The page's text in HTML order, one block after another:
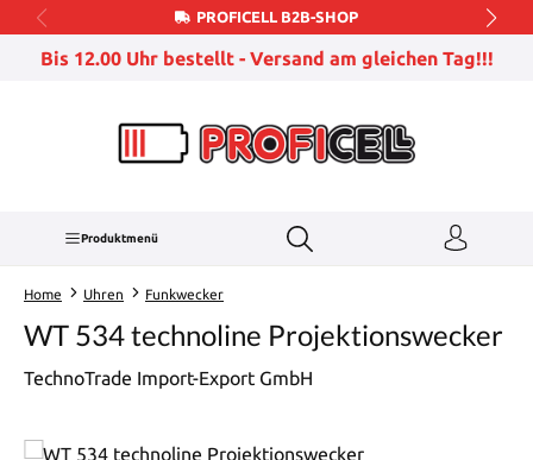
Zum Hauptinhalt springenPROFICELL B2B-SHOP
Bis 12.00 Uhr bestellt - Versand am gleichen Tag!!!
Produktmenü
Home Uhren Funkwecker
WT 534 technoline Projektionswecker
TechnoTrade Import-Export GmbH